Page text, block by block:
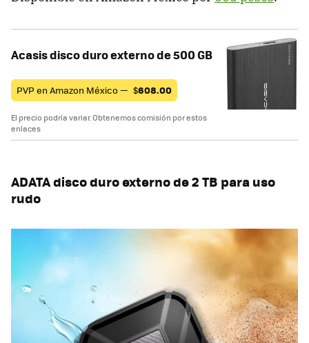
Acasis disco duro externo de 500 GB
PVP en Amazon México — $608.00
El precio podría variar. Obtenemos comisión por estos
enlaces
ADATA disco duro externo de 2 TB para uso
rudo